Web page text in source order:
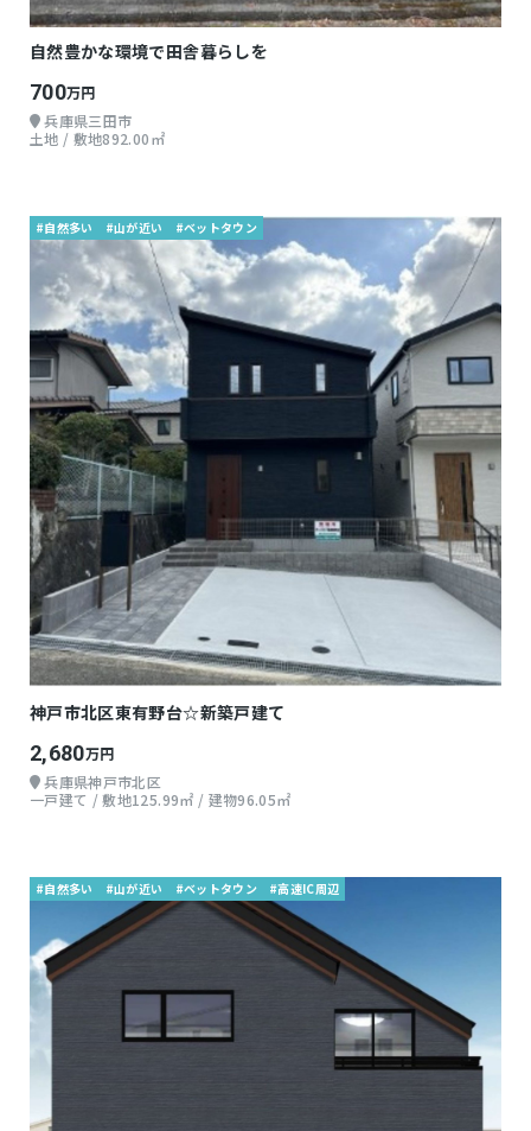
自然豊かな環境で田舎暮らしを
700万円
兵庫県三田市
土地 / 敷地892.00㎡
#自然多い #山が近い #ベットタウン
神戸市北区東有野台☆新築戸建て
2,680万円
兵庫県神戸市北区
一戸建て / 敷地125.99㎡ / 建物96.05㎡
#自然多い #山が近い #ベットタウン #高速IC周辺